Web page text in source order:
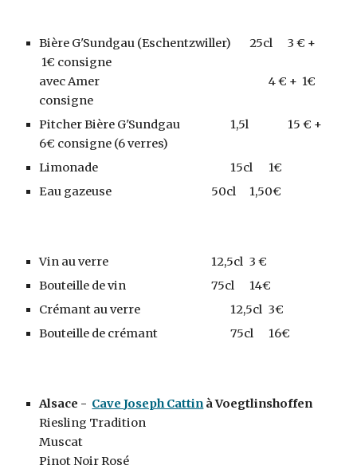
Bière G'Sundgau (Eschentzwiller) 25cl 3 € +
1€ consigne
avec Amer
4€ + 1€
consigne
Pitcher Bière G'Sundgau
1,5l 15 € +
6€ consigne (6 verres)
Limonade
15cl
1€
Eau gazeuse
50cl 1,50€
Vin au verre 12,5cl 3€
Bouteille de vin
75cl 14€
Crémant au verre
12,5cl 3€
Bouteille de crémant
75cl 16€
Alsace - CaveJoseph Cattinà Voegtlinshoffen
Riesling Tradition
Muscat
Pinot Noir Rosé